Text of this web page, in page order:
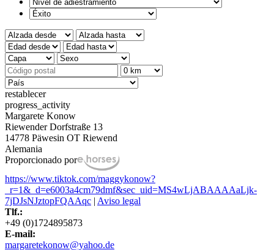
restablecer
progress_activity
Margarete Konow
Riewender Dorfstraße 13
14778 Päwesin OT Riewend
Alemania
Proporcionado por
https://www.tiktok.com/maggykonow?
_r=1&_d=e6003a4cm79dmf&sec_uid=MS4wLjABAAAAaLjk-
7jDJsNJztopFQAAqc | Aviso legal
Tlf.:
+49 (0)1724895873
E-mail:
margaretekonow@yahoo.de